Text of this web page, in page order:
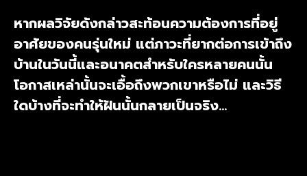
หากผลวิจัยดังกล่าวสะท้อนความต้องการที่อยู่
อาศัยของคนรุ่นใหม่ แต่ภาวะที่ยากต่อการเข้าถึง
บ้านในวันนี้และอนาคตสำหรับใครหลายคนนั้น
โอกาสเหล่านั้นจะเอื้อถึงพวกเขาหรือไม่ และวิธี
ใดบ้างที่จะทำให้ฝันนั้นกลายเป็นจริง…